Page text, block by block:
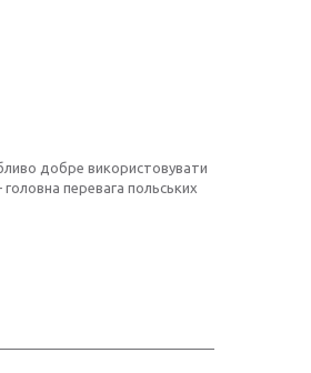
добре використовувати
перевага польських